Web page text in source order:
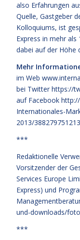
also Erfahrungen
Quelle, Gastgeber
Kolloquiums, ist
Express in mehr als
dabei auf der Höhe
Mehr
im Web
bei Twitter https://
auf Facebook
Internationales-
2013/
***
Redaktionelle
Vorsitzender der
Services Europe
Express) und
und-downloads/
***